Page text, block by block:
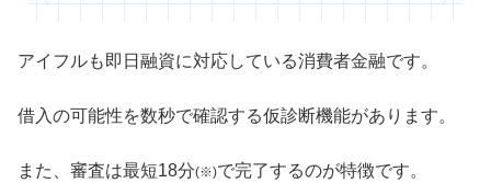
アイフルも即日融資に対応している消費者金融です。
借入の可能性を数秒で確認する仮診断機能があります。
また、審査は最短18分(※)で完了するのが特徴です。